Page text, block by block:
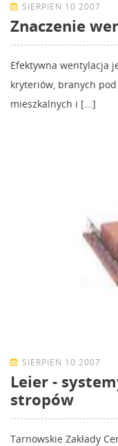
SIERPIEŃ 10 2007
Znaczenie
Efektywna wentylacja
kryteriów, branych
mieszkalnych i [...]
SIERPIEŃ 10 2007
Leier -
stropów
Tarnowskie Zakłady